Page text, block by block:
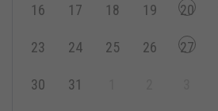
16 17 18 19 20
23 24 25 26 27
30 31